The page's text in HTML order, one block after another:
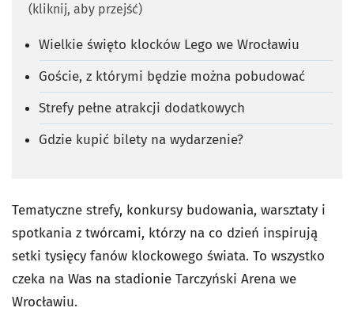
(kliknij, aby przejść)
Wielkie święto klocków Lego we Wrocławiu
Goście, z którymi będzie można pobudować
Strefy pełne atrakcji dodatkowych
Gdzie kupić bilety na wydarzenie?
Tematyczne strefy, konkursy budowania, warsztaty i
spotkania z twórcami, którzy na co dzień inspirują
setki tysięcy fanów klockowego świata. To wszystko
czeka na Was na stadionie Tarczyński Arena we
Wrocławiu.